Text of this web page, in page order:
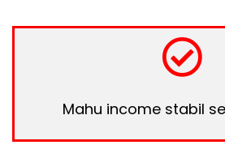
Mahu income stabil